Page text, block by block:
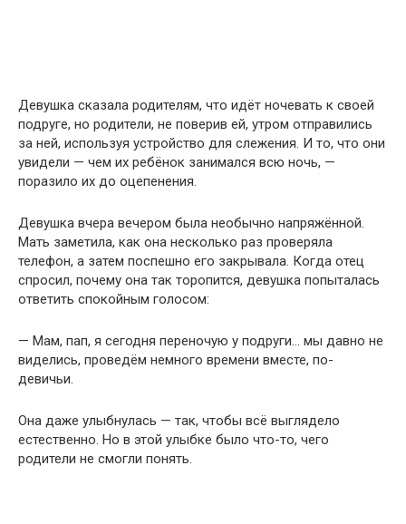
Девушка сказала родителям, что идёт ночевать к своей
подруге, но родители, не поверив ей, утром отправились
за ней, используя устройство для слежения. И то, что они
увидели — чем их ребёнок занимался всю ночь, —
поразило их до оцепенения.
Девушка вчера вечером была необычно напряжённой.
Мать заметила, как она несколько раз проверяла
телефон, а затем поспешно его закрывала. Когда отец
спросил, почему она так торопится, девушка попыталась
ответить спокойным голосом:
— Мам, пап, я сегодня переночую у подруги… мы давно не
виделись, проведём немного времени вместе, по-
девичьи.
Она даже улыбнулась — так, чтобы всё выглядело
естественно. Но в этой улыбке было что-то, чего
родители не смогли понять.